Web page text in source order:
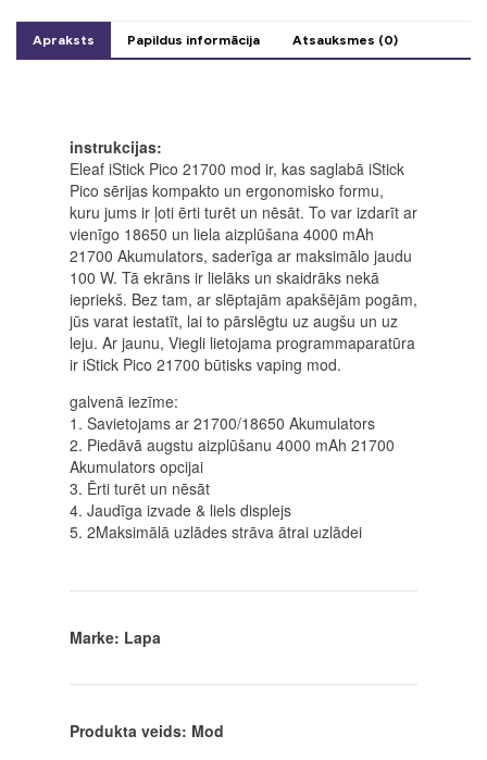
Apraksts Papildus informācija Atsauksmes (0)
instrukcijas:
Eleaf iStick Pico 21700 mod ir, kas saglabā iStick
Pico sērijas kompakto un ergonomisko formu,
kuru jums ir ļoti ērti turēt un nēsāt. To var izdarīt ar
vienīgo 18650 un liela aizplūšana 4000 mAh
21700 Akumulators, saderīga ar maksimālo jaudu
100 W. Tā ekrāns ir lielāks un skaidrāks nekā
iepriekš. Bez tam, ar slēptajām apakšējām pogām,
jūs varat iestatīt, lai to pārslēgtu uz augšu un uz
leju. Ar jaunu, Viegli lietojama programmaparatūra
ir iStick Pico 21700 būtisks vaping mod.
galvenā iezīme:
1. Savietojams ar 21700/18650 Akumulators
2. Piedāvā augstu aizplūšanu 4000 mAh 21700
Akumulators opcijai
3. Ērti turēt un nēsāt
4. Jaudīga izvade & liels displejs
5. 2Maksimālā uzlādes strāva ātrai uzlādei
Marke: Lapa
Produkta veids: Mod